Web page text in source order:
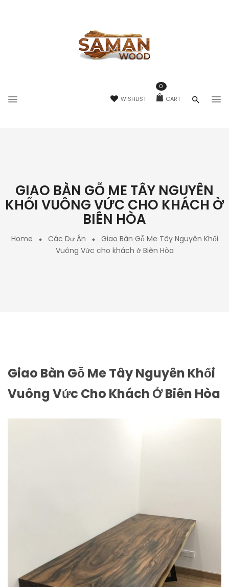
WISHLIST CART
0
GIAO BÀN GỖ ME TÂY NGUYÊN
KHỐI VUÔNG VỨC CHO KHÁCH Ở
BIÊN HÒA
Home Các Dự Án
Giao Bàn Gỗ Me Tây Nguyên Khối
Vuông Vức cho khách ở Biên Hòa
Giao Bàn Gỗ Me Tây Nguyên Khối
Vuông Vức Cho Khách Ở Biên Hòa